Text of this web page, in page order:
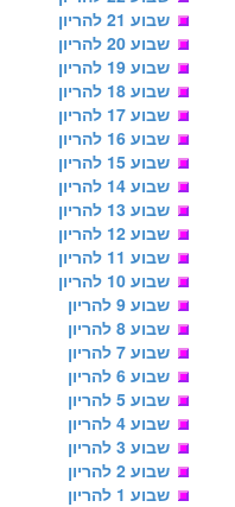
שבוע 21 להריון
שבוע 20 להריון
שבוע 19 להריון
שבוע 18 להריון
שבוע 17 להריון
שבוע 16 להריון
שבוע 15 להריון
שבוע 14 להריון
שבוע 13 להריון
שבוע 12 להריון
שבוע 11 להריון
שבוע 10 להריון
שבוע 9 להריון
שבוע 8 להריון
שבוע 7 להריון
שבוע 6 להריון
שבוע 5 להריון
שבוע 4 להריון
שבוע 3 להריון
שבוע 2 להריון
שבוע 1 להריון